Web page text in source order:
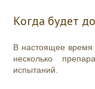
Когда будет
В настоящее время
несколько
испытаний.